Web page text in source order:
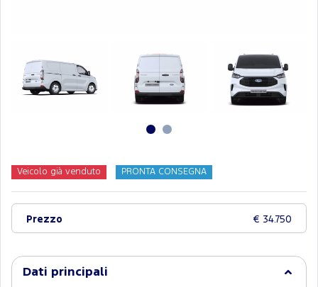
Veicolo già venduto PRONTA CONSEGNA
Prezzo € 34.750
Dati principali